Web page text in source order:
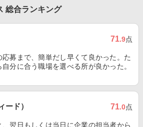
総合ランキング
71.9点
募まで、簡単だし早くて良かった。た
分に合う職場を選べる所が良かった。
ード） 71.0点
翌日もしくは当日に企業の担当者から